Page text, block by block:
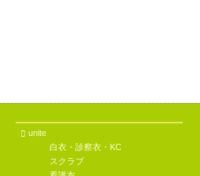
unite
白衣・診察衣・KC
スクラブ